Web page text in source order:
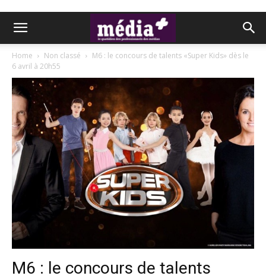
Home Non classé
M6 : le concours de talents «Super Kids» dès le
6 avril à 20h55
M6 : le concours de talents